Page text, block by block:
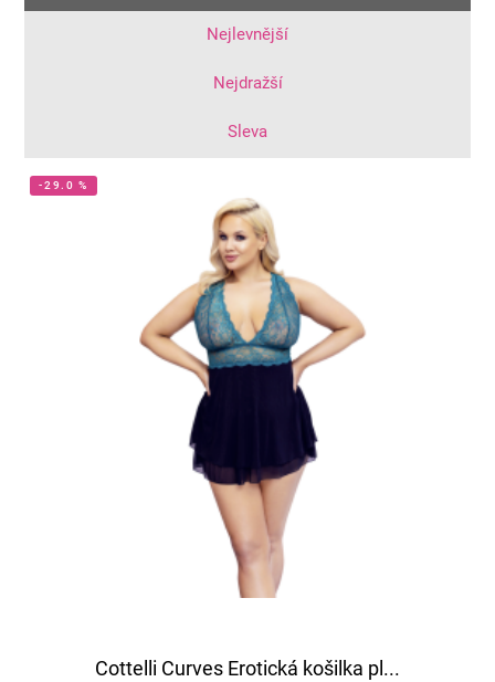
Nejlevnější
Nejdražší
Sleva
-29.0 %
Cottelli Curves Erotická košilka pl...